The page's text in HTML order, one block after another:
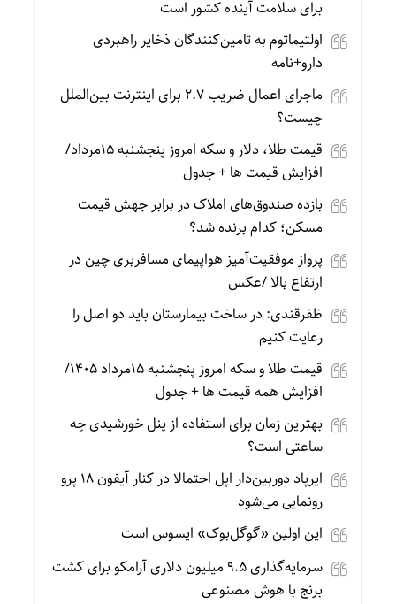
برای سلامت آینده کشور است
اولتیماتوم به تامین‌کنندگان ذخایر راهبردی
دارو+نامه
ماجرای اعمال ضریب ۲.۷ برای اینترنت بین‌الملل
چیست؟
قیمت طلا، دلار و سکه امروز پنجشنبه 15مرداد/
افزایش قیمت ها + جدول
بازده صندوق‌های املاک در برابر جهش قیمت
مسکن؛ کدام برنده شد؟
پرواز موفقیت‌آمیز هواپیمای مسافربری چین در
ارتفاع بالا /عکس
ظفرقندی: در ساخت بیمارستان باید دو اصل را
رعایت کنیم
قیمت طلا و سکه امروز پنجشنبه 15مرداد 1405/
افزایش همه قیمت ها + جدول
بهترین زمان برای استفاده از پنل خورشیدی چه
ساعتی است؟
ایرپاد دوربین‌دار اپل احتمالا در کنار آیفون ۱۸ پرو
رونمایی می‌شود
این اولین «گوگل‌بوک» ایسوس است
سرمایه‌گذاری ۹.۵ میلیون دلاری آرامکو برای کشت
برنج با هوش مصنوعی